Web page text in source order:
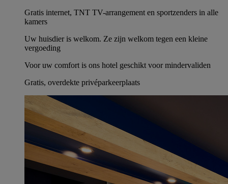
Gratis internet, TNT TV-arrangement en sportzenders in alle
kamers
Uw huisdier is welkom. Ze zijn welkom tegen een kleine
vergoeding
Voor uw comfort is ons hotel geschikt voor mindervaliden
Gratis, overdekte privéparkeerplaats